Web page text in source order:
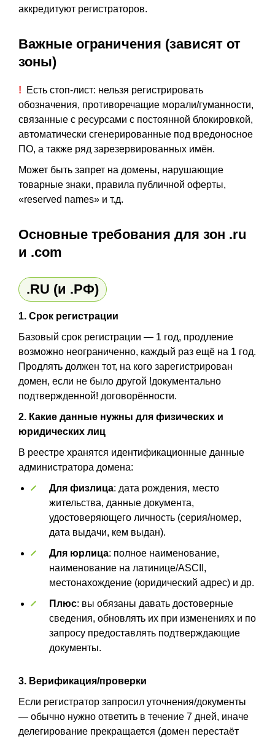
аккредитуют регистраторов.
Важные ограничения (зависят от
зоны)
!
Есть стоп-лист: нельзя регистрировать
обозначения, противоречащие морали/гуманности,
связанные с ресурсами с постоянной блокировкой,
автоматически сгенерированные под вредоносное
ПО, а также ряд зарезервированных имён.
Может быть запрет на домены, нарушающие
товарные знаки, правила публичной оферты,
«reserved names» и т.д.
Основные требования для зон .ru
и .com
.RU (и .РФ)
1. Срок регистрации
Базовый срок регистрации — 1 год, продление
возможно неограниченно, каждый раз ещё на 1 год.
Продлять должен тот, на кого зарегистрирован
домен, если не было другой !документально
подтвержденной! договорённости.
2. Какие данные нужны для физических и
юридических лиц
В реестре хранятся идентификационные данные
администратора домена:
Для физлица: дата рождения, место
жительства, данные документа,
удостоверяющего личность (серия/номер,
дата выдачи, кем выдан).
Для юрлица: полное наименование,
наименование на латинице/ASCII,
местонахождение (юридический адрес) и др.
Плюс: вы обязаны давать достоверные
сведения, обновлять их при изменениях и по
запросу предоставлять подтверждающие
документы.
3. Верификация/проверки
Если регистратор запросил уточнения/документы
— обычно нужно ответить в течение 7 дней, иначе
делегирование прекращается (домен перестаёт